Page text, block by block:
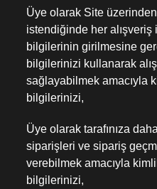
Üye olarak Site
istendiğinde her
bilgilerinin girilmesine
bilgilerinizi kullanarak
sağlayabilmek amacıyla
bilgilerinizi,
Üye olarak tarafınıza
siparişleri ve sipariş
verebilmek amacıyla
bilgilerinizi,